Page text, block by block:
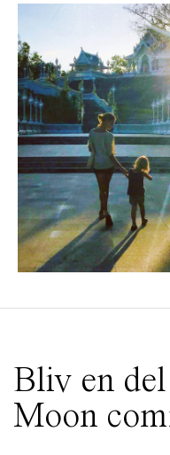
Bliv en
Moon